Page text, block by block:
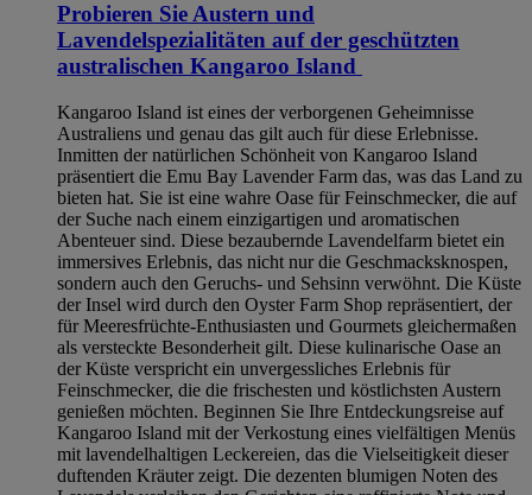
Probieren Sie Austern und
Lavendelspezialitäten auf der geschützten
australischen Kangaroo Island
Kangaroo Island ist eines der verborgenen Geheimnisse
Australiens und genau das gilt auch für diese Erlebnisse.
Inmitten der natürlichen Schönheit von Kangaroo Island
präsentiert die Emu Bay Lavender Farm das, was das Land zu
bieten hat. Sie ist eine wahre Oase für Feinschmecker, die auf
der Suche nach einem einzigartigen und aromatischen
Abenteuer sind. Diese bezaubernde Lavendelfarm bietet ein
immersives Erlebnis, das nicht nur die Geschmacksknospen,
sondern auch den Geruchs- und Sehsinn verwöhnt. Die Küste
der Insel wird durch den Oyster Farm Shop repräsentiert, der
für Meeresfrüchte-Enthusiasten und Gourmets gleichermaßen
als versteckte Besonderheit gilt. Diese kulinarische Oase an
der Küste verspricht ein unvergessliches Erlebnis für
Feinschmecker, die die frischesten und köstlichsten Austern
genießen möchten. Beginnen Sie Ihre Entdeckungsreise auf
Kangaroo Island mit der Verkostung eines vielfältigen Menüs
mit lavendelhaltigen Leckereien, das die Vielseitigkeit dieser
duftenden Kräuter zeigt. Die dezenten blumigen Noten des